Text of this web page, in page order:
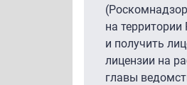
на
и получить
лицензии на
главы